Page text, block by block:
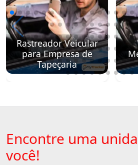
Rastreador Veicular
para Empresa de
Tapeçaria
Encontre uma
você!